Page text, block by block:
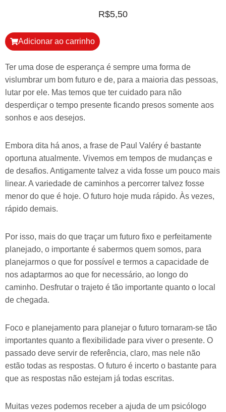
R$5,50
Adicionar ao carrinho
Ter uma dose de esperança é sempre uma forma de
vislumbrar um bom futuro e de, para a maioria das pessoas,
lutar por ele. Mas temos que ter cuidado para não
desperdiçar o tempo presente ficando presos somente aos
sonhos e aos desejos.
Embora dita há anos, a frase de Paul Valéry é bastante
oportuna atualmente. Vivemos em tempos de mudanças e
de desafios. Antigamente talvez a vida fosse um pouco mais
linear. A variedade de caminhos a percorrer talvez fosse
menor do que é hoje. O futuro hoje muda rápido. Às vezes,
rápido demais.
Por isso, mais do que traçar um futuro fixo e perfeitamente
planejado, o importante é sabermos quem somos, para
planejarmos o que for possível e termos a capacidade de
nos adaptarmos ao que for necessário, ao longo do
caminho. Desfrutar o trajeto é tão importante quanto o local
de chegada.
Foco e planejamento para planejar o futuro tornaram-se tão
importantes quanto a flexibilidade para viver o presente. O
passado deve servir de referência, claro, mas nele não
estão todas as respostas. O futuro é incerto o bastante para
que as respostas não estejam já todas escritas.
Muitas vezes podemos receber a ajuda de um psicólogo